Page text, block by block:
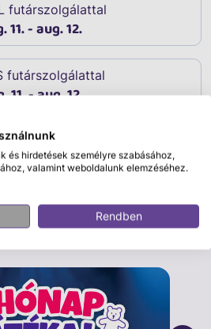
futárszolgálattal
11. - aug. 12.
futárszolgálattal
11. - aug. 12.
Cikkszám:30970
és hirdetések személyre szabásához,
valamint weboldalunk elemzéséhez.
Rendben